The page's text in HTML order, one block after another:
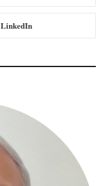
LinkedIn